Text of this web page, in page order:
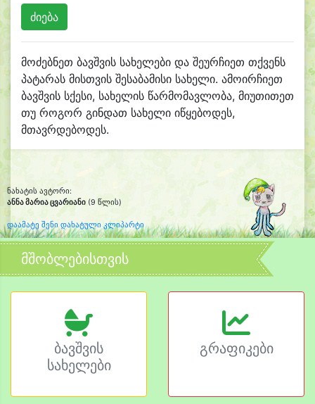
მოძებნეთ ბავშვის სახელები და შეურჩიეთ თქვენს
პატარას მისთვის შესაბამისი სახელი. ამოირჩიეთ
ბავშვის სქესი, სახელის წარმომავლობა, მიუთითეთ
თუ როგორ გინდათ სახელი იწყებოდეს,
მთავრდებოდეს.
ნახატის ავტორი:
ანნა მარია ცვარიანი (9 წლის)
დაამატე შენი დახატული კლიპარტი
მშობლებისთვის
ბავშვის
სახელები
გრაფიკები